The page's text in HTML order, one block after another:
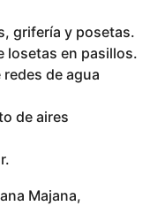
grifería y posetas.
losetas en pasillos.
de agua
de aires
Majana,